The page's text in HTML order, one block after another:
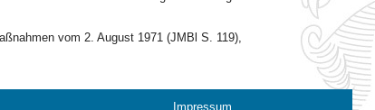
vom 2. August 1971 (JMBl S. 119),
Impressum